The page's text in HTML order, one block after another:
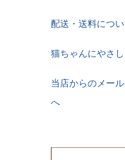
配送・送料につ
猫ちゃんにやさ
当店からのメー
へ